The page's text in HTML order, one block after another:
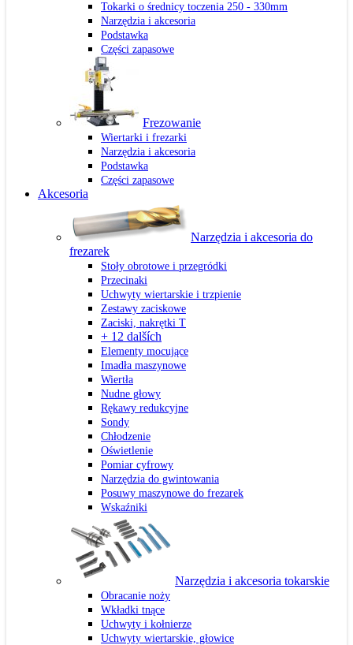
Tokarki o średnicy toczenia 250 - 330mm
Narzędzia i akcesoria
Podstawka
Części zapasowe
Frezowanie
Wiertarki i frezarki
Narzędzia i akcesoria
Podstawka
Części zapasowe
Akcesoria
Narzędzia i akcesoria do
frezarek
Stoły obrotowe i przegródki
Przecinaki
Uchwyty wiertarskie i trzpienie
Zestawy zaciskowe
Zaciski, nakrętki T
+ 12 dalších
Elementy mocujące
Imadła maszynowe
Wiertła
Nudne głowy
Rękawy redukcyjne
Sondy
Chłodzenie
Oświetlenie
Pomiar cyfrowy
Narzędzia do gwintowania
Posuwy maszynowe do frezarek
Wskaźniki
Narzędzia i akcesoria tokarskie
Obracanie noży
Wkładki tnące
Uchwyty i kołnierze
Uchwyty wiertarskie, głowice